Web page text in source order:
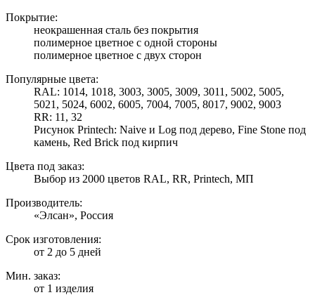
Покрытие:
неокрашенная сталь без покрытия
полимерное цветное с одной стороны
полимерное цветное с двух сторон
Популярные цвета:
RAL: 1014, 1018, 3003, 3005, 3009, 3011, 5002, 5005,
5021, 5024, 6002, 6005, 7004, 7005, 8017, 9002, 9003
RR: 11, 32
Рисунок Printech: Naive и Log под дерево, Fine Stone под
камень, Red Brick под кирпич
Цвета под заказ:
Выбор из 2000 цветов RAL, RR, Printech, МП
Производитель:
«Элсан», Россия
Срок изготовления:
от 2 до 5 дней
Мин. заказ:
от 1 изделия